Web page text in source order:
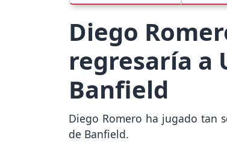
Diego
regresaría a
Banfield
Diego Romero ha jugado tan
de Banfield.